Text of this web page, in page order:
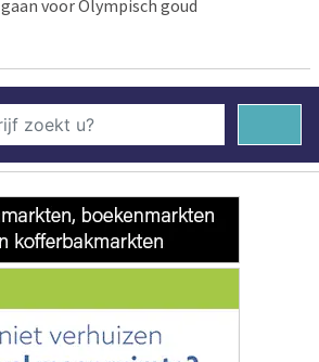
gaan voor Olympisch goud